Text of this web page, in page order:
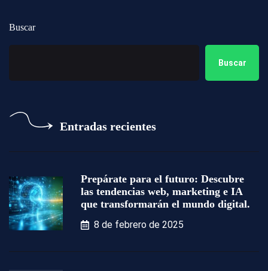
Buscar
Buscar
Entradas recientes
Prepárate para el futuro: Descubre
las tendencias web, marketing e IA
que transformarán el mundo digital.
8 de febrero de 2025